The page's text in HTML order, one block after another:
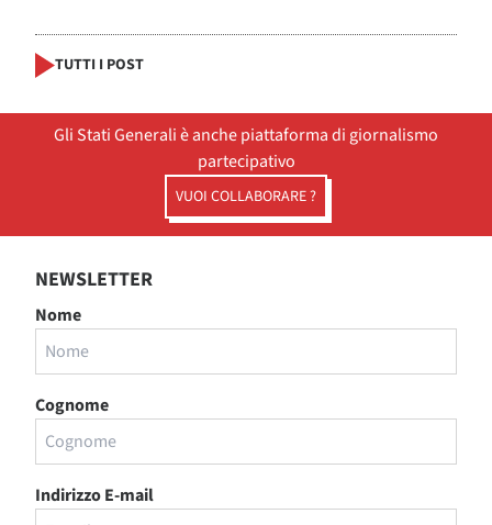
TUTTI I POST
Gli Stati Generali è anche piattaforma di giornalismo
partecipativo
VUOI COLLABORARE ?
NEWSLETTER
Nome
Cognome
Indirizzo E-mail